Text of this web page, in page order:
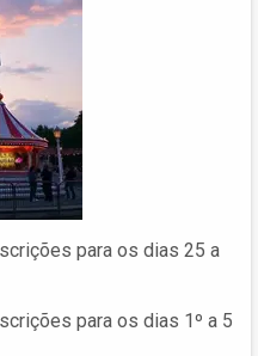
para os dias 25 a
para os dias 1º a 5